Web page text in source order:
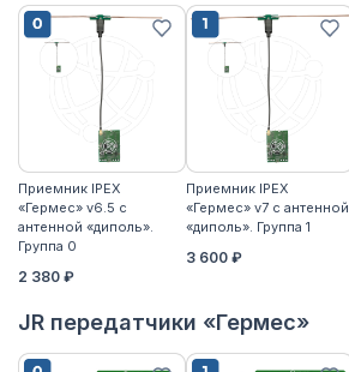
Приемник IPEX
«Гермес» v6.5 с
антенной «диполь».
Группа 0
2 380 ₽
Приемник IPEX
«Гермес» v7 с антенной
«диполь». Группа 1
3 600 ₽
JR передатчики «Гермес»